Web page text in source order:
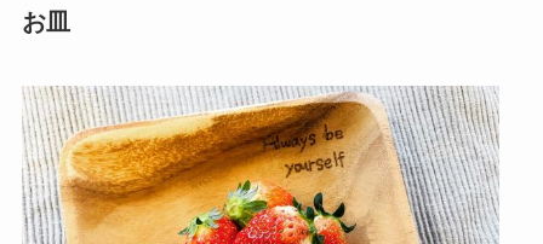
お皿